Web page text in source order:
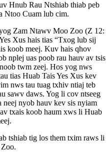
Hnub Rau Ntshiab thiab peb
Ntoo Cuam lub cim.
Zam Ntawv Moo Zoo (Z 12:
Xus hais tias “Txog lub sij
koob meej. Kuv hais qhov
nplej uas poob rau hauv av tsis
twm zeej. Hos yog nws
tias Huab Tais Yes Xus kev
nws tau tuag txhiv ntiaj teb
sawv daws. Yog li cov ntseeg
neej nyob hauv kev sis nyiam
txais koob haum xws li Huab
tshiab tig los them txim raws li